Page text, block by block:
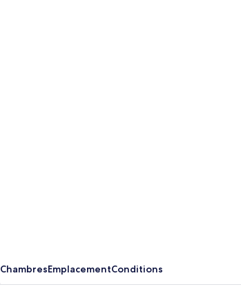
ChambresEmplacementConditions